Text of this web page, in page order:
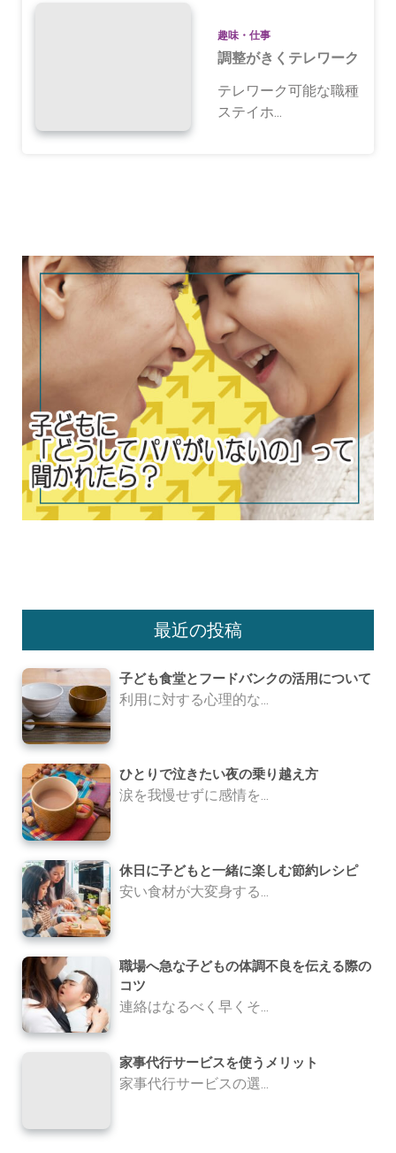
趣味・仕事
調整がきくテレワーク
テレワーク可能な職種
ステイホ...
最近の投稿
子ども食堂とフードバンクの活用について
利用に対する心理的な...
ひとりで泣きたい夜の乗り越え方
涙を我慢せずに感情を...
休日に子どもと一緒に楽しむ節約レシピ
安い食材が大変身する...
職場へ急な子どもの体調不良を伝える際の
コツ
連絡はなるべく早くそ...
家事代行サービスを使うメリット
家事代行サービスの選...